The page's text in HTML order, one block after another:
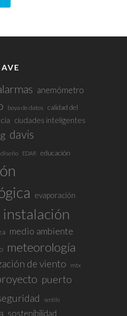
anemómetro
boya de datos calidad del
ciudades inteligentes
davis
diseño EDAR educación
evaporación
instalación
medio ambiente
meteorología
de viento mtx
puerto
sentilo
sostenibilidad